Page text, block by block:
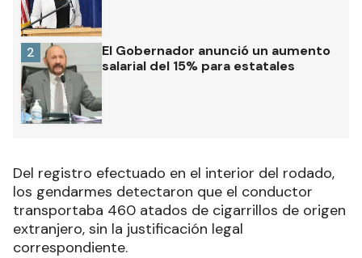
El Gobernador anunció un aumento
salarial del 15% para estatales
2
Del registro efectuado en el interior del rodado,
los gendarmes detectaron que el conductor
transportaba 460 atados de cigarrillos de origen
extranjero, sin la justificación legal
correspondiente.